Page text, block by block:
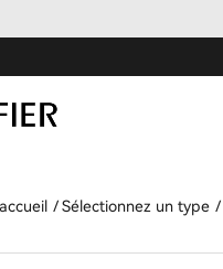
Sélectionnez un type